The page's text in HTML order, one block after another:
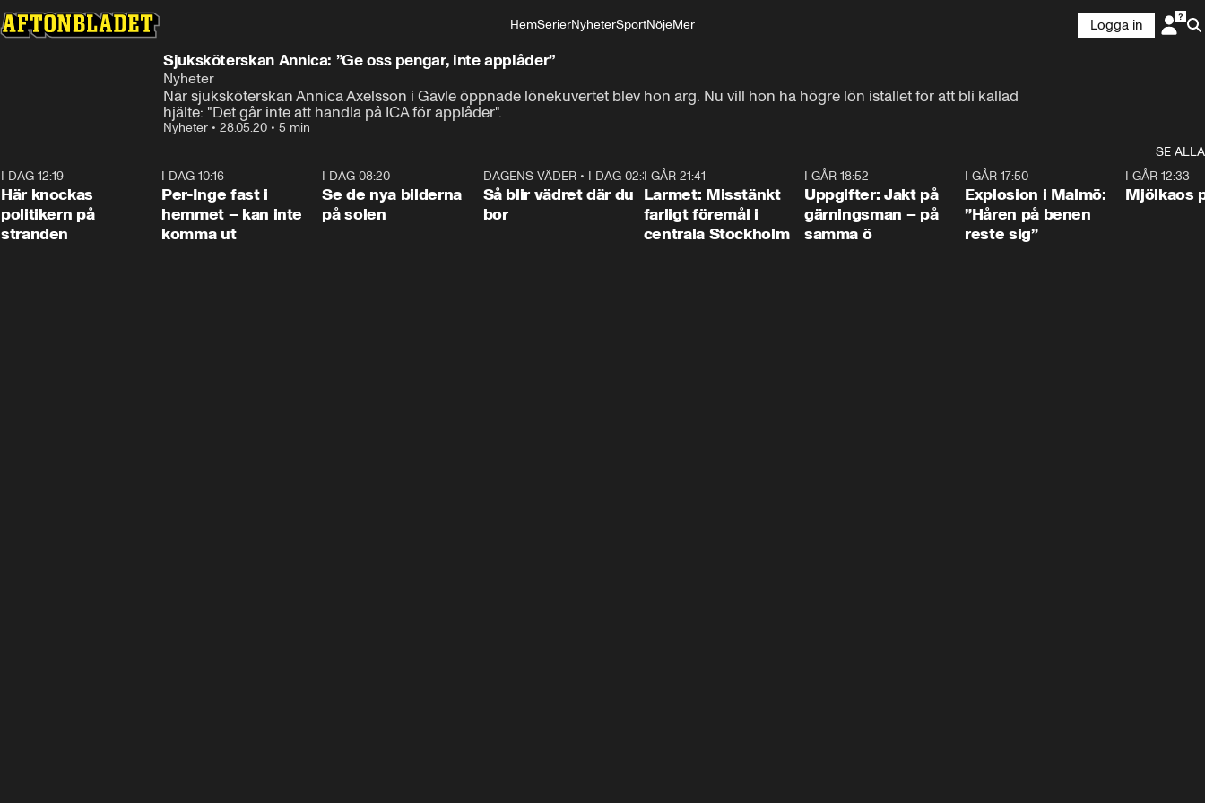
HemSerierNyheterSportNöjeMer
Logga in
Sjuksköterskan Annica: ”Ge oss pengar, inte applåder”
Nyheter
När sjuksköterskan Annica Axelsson i Gävle öppnade lönekuvertet blev hon arg. Nu vill hon ha högre lön istället för att bli kallad
hjälte: "Det går inte att handla på ICA för applåder".
Nyheter • 28.05.20 • 5 min
SE ALLA
I DAG 12:19
Här knockas
politikern på
stranden
I DAG 10:16
Per-Inge fast i
hemmet – kan inte
komma ut
I DAG 08:20
Se de nya bilderna
på solen
1:06
DAGENS VÄDER• I DAG 02:30
Så blir vädret där du
bor
I GÅR 21:41
Larmet: Misstänkt
farligt föremål i
centrala Stockholm
I GÅR 18:52
Uppgifter: Jakt på
gärningsman – på
samma ö
I GÅR 17:50
Explosion i Malmö:
”Håren på benen
reste sig”
I GÅR 12:33
Mjölkaos